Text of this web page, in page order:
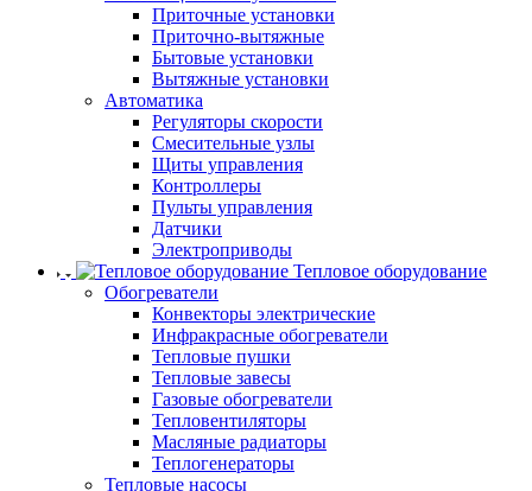
Приточные установки
Приточно-вытяжные
Бытовые установки
Вытяжные установки
Автоматика
Регуляторы скорости
Смесительные узлы
Щиты управления
Контроллеры
Пульты управления
Датчики
Электроприводы
Тепловое оборудование
Обогреватели
Конвекторы электрические
Инфракрасные обогреватели
Тепловые пушки
Тепловые завесы
Газовые обогреватели
Тепловентиляторы
Масляные радиаторы
Теплогенераторы
Тепловые насосы